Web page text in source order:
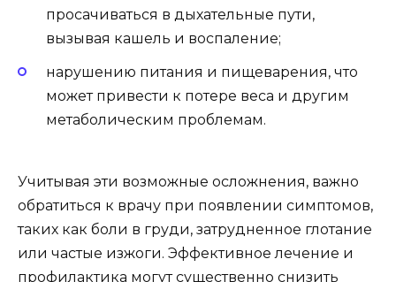
просачиваться в дыхательные пути,
вызывая кашель и воспаление;
нарушению питания и пищеварения, что
может привести к потере веса и другим
метаболическим проблемам.
Учитывая эти возможные осложнения, важно
обратиться к врачу при появлении симптомов,
таких как боли в груди, затрудненное глотание
или частые изжоги. Эффективное лечение и
профилактика могут существенно снизить